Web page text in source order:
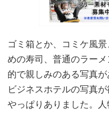
ゴミ箱とか、コミケ風
めの寿司、普通のラー
的で親しみのある写真が
ビジネスホテルの写真
やっぱりありました。